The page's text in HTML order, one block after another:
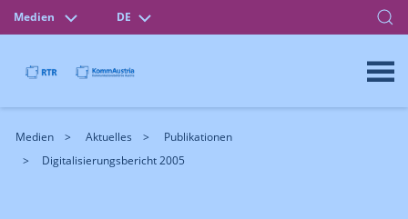
Medien DE
Medien Aktuelles
Publikationen
Digitalisierungsbericht 2005